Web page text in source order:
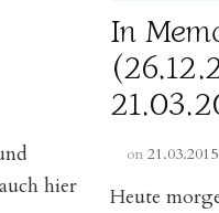
hier
In
on 21.03.2015
Heute